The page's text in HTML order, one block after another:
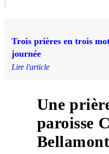
Trois prières en trois
journée
Lire l'article
Une
paroisse